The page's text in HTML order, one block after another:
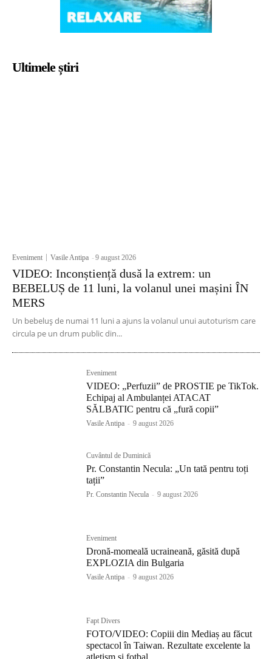
Ultimele știri
Eveniment Vasile Antipa -9 august 2026
VIDEO: Inconștiență dusă la extrem: un
BEBELUȘ de 11 luni, la volanul unei mașini ÎN
MERS
Un bebeluș de numai 11 luni a ajuns la volanul unui autoturism care
circula pe un drum public din...
Eveniment
VIDEO: „Perfuzii” de PROSTIE pe TikTok.
Echipaj al Ambulanței ATACAT
SĂLBATIC pentru că „fură copii”
Vasile Antipa - 9 august 2026
Cuvântul de Duminică
Pr. Constantin Necula: „Un tată pentru toți
tații”
Pr. Constantin Necula - 9 august 2026
Eveniment
Dronă-momeală ucraineană, găsită după
EXPLOZIA din Bulgaria
Vasile Antipa - 9 august 2026
Fapt Divers
FOTO/VIDEO: Copiii din Mediaș au făcut
spectacol în Taiwan. Rezultate excelente la